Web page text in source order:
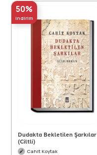
50%
indirim
Dudakta Bekletilen Şarkılar
(Ciltli)
Cahit Koytak